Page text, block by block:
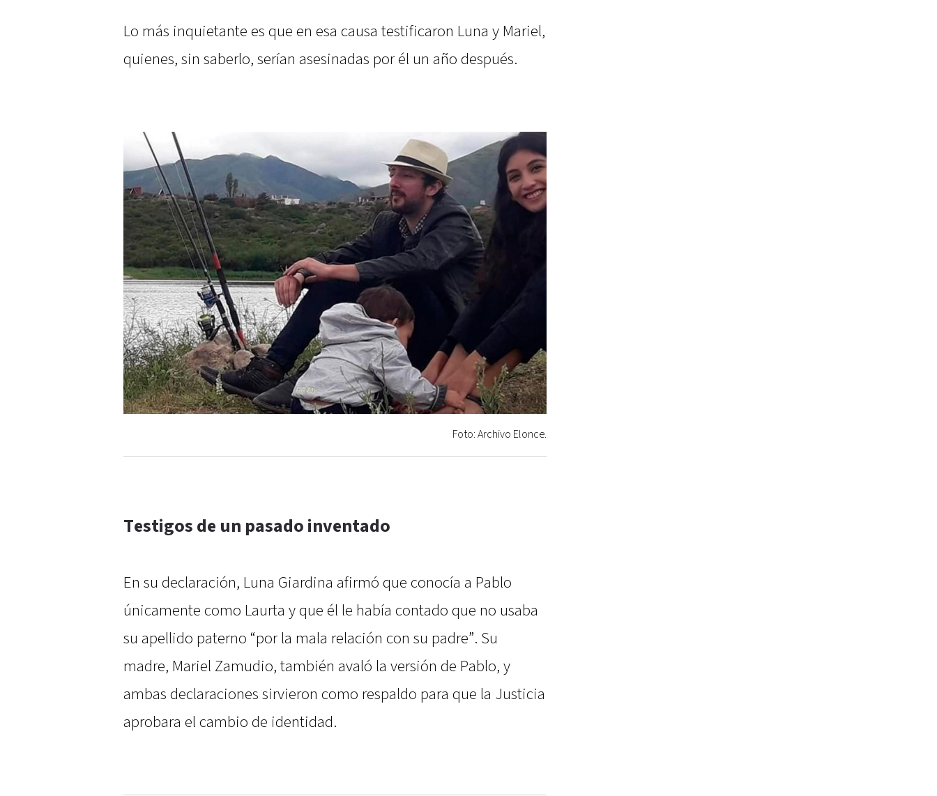
Lo más inquietante es que en esa causa testificaron Luna y Mariel,
quienes, sin saberlo, serían asesinadas por él un año después.
Foto: Archivo Elonce.
Testigos de un pasado inventado
En su declaración, Luna Giardina afirmó que conocía a Pablo
únicamente como Laurta y que él le había contado que no usaba
su apellido paterno “por la mala relación con su padre”. Su
madre, Mariel Zamudio, también avaló la versión de Pablo, y
ambas declaraciones sirvieron como respaldo para que la Justicia
aprobara el cambio de identidad.